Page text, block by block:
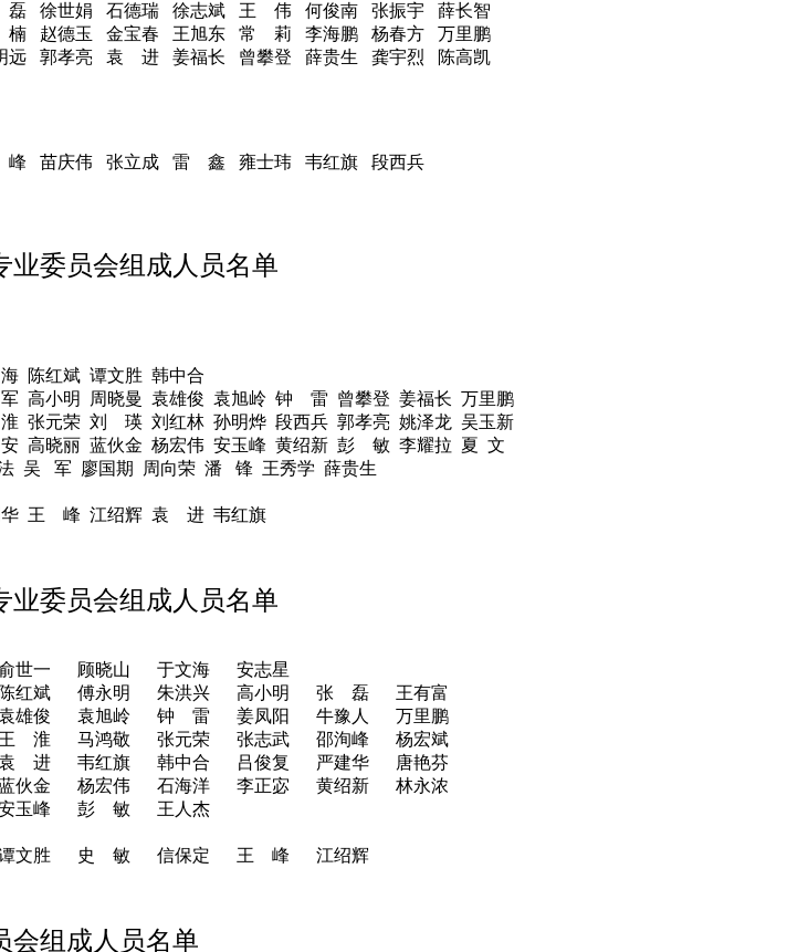
徐世娟 石德瑞 徐志斌 王 伟 何俊南 张振宇 薛长智
赵德玉 金宝春 王旭东 常 莉 李海鹏 杨春方 万里鹏
郭孝亮 袁 进 姜福长 曾攀登 薛贵生 龚宇烈 陈高凯
苗庆伟 张立成 雷 鑫 雍士玮 韦红旗 段西兵
业委员会组成人员名单
陈红斌 谭文胜 韩中合
军 高小明 周晓曼 袁雄俊 袁旭岭 钟
雷 曾攀登 姜福长 万里鹏
张元荣 刘
瑛 刘红林 孙明烨 段西兵 郭孝亮 姚泽龙 吴玉新
安 高晓丽 蓝伙金 杨宏伟 安玉峰 黄绍新 彭 敏 李耀拉 夏 文
吴 军 廖国期 周向荣 潘
锋 王秀学 薛贵生
王 峰 江绍辉 袁 进 韦红旗
业委员会组成人员名单
世一 顾晓山 于文海 安志星
红斌 傅永明 朱洪兴 高小明 张 磊 王有富
雄俊 袁旭岭 钟 雷 姜凤阳 牛豫人 万里鹏
淮 马鸿敬 张元荣 张志武 邵洵峰 杨宏斌
进 韦红旗 韩中合 吕俊复 严建华 唐艳芬
伙金 杨宏伟 石海洋 李正宓 黄绍新 林永浓
玉峰 彭 敏 王人杰
文胜 史 敏 信保定 王 峰 江绍辉
会组成人员名单